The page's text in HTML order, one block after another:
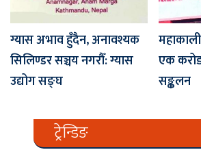
ग्यास अभाव हुँदैन, अनावश्यक
सिलिण्डर सञ्चय नगरौँ: ग्यास
उद्योग सङ्घ
एक
सङ्कलन
ट्रेन्डिङ